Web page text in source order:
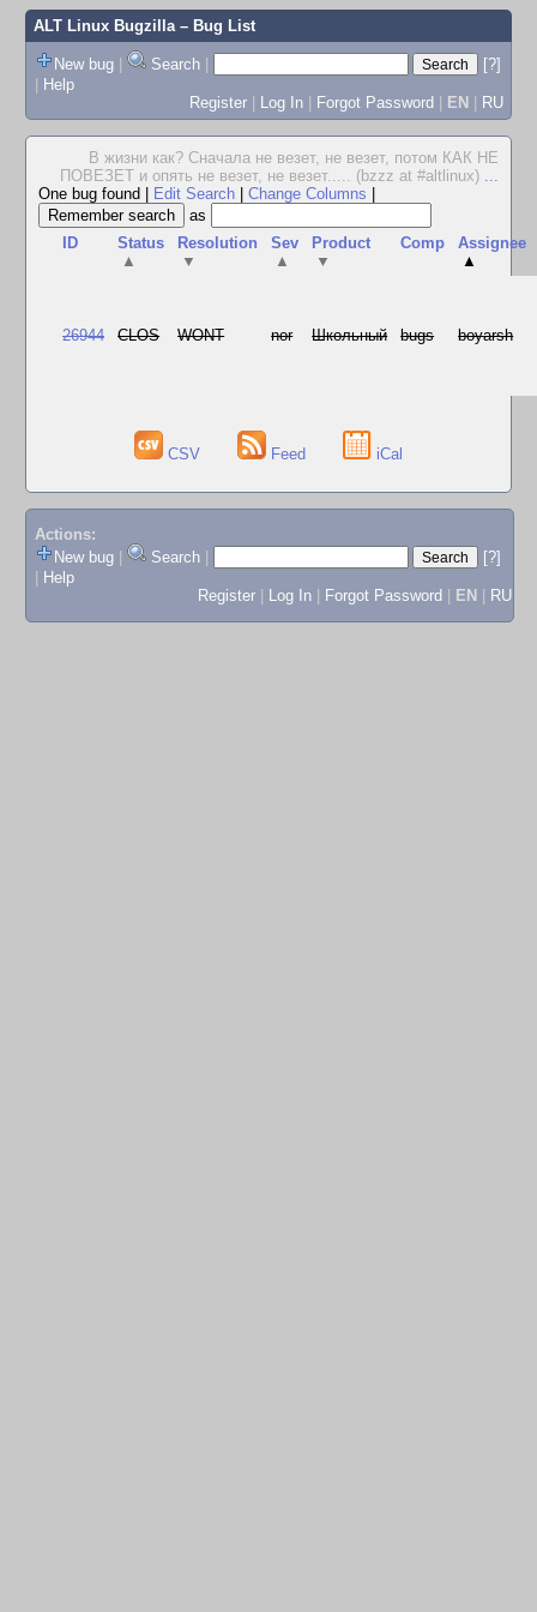
ALT Linux Bugzilla– Bug List
New bug | Search |
[?]
| Help
Register | Log In | Forgot Password | EN | RU
В жизни как? Сначала не везет, не везет, потом КАК НЕ
ПОВЕЗЕТ и опять не везет, не везет..... (bzzz at #altlinux) ...
One bug found
Edit Search Change Columns
as
ID
Status
▲
Resolution
▼
Sev
▲
Product
▼
Comp
Assignee
▲
26944 CLOS WONT nor Школьный bugs boyarsh
CSV Feed iCal
Actions:
New bug
Search
[?]
Help
Register
Log In Forgot Password EN RU